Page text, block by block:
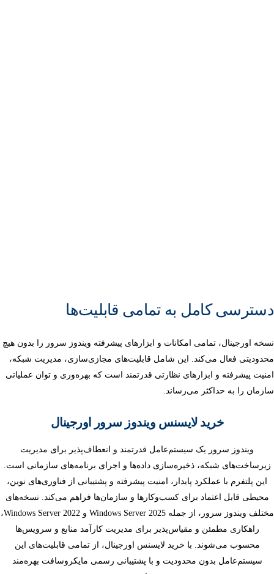
دسترسی کامل به تمامی قابلیت‌ها
نسخه اورجینال، تمامی امکانات و ابزارهای پیشرفته ویندوز سرور را بدون هیچ
محدودیتی فعال می‌کند. این شامل قابلیت‌های مجازی‌سازی، مدیریت شبکه،
امنیت پیشرفته و ابزارهای نظارتی قدرتمند است که بهره‌وری و توان عملیاتی
سازمان را به حداکثر می‌رساند.
خرید لایسنس ویندوز سرور اورجینال
ویندوز سرور یک سیستم‌عامل قدرتمند و انعطاف‌پذیر برای مدیریت
زیرساخت‌های شبکه، ذخیره‌سازی داده‌ها و اجرای برنامه‌های سازمانی است.
این پلتفرم با عملکرد پایدار، امنیت پیشرفته و پشتیبانی از فناوری‌های نوین،
محیطی قابل اعتماد برای کسب‌وکارها و سازمان‌ها فراهم می‌کند. نسخه‌های
مختلف ویندوز سرور، از جمله Windows Server 2025 و Windows Server 2022،
راهکاری مطمئن و مقیاس‌پذیر برای مدیریت کارآمد منابع و سرویس‌ها
محسوب می‌شوند. با خرید لایسنس اورجینال، از تمامی قابلیت‌های این
سیستم‌عامل بدون محدودیت و با پشتیبانی رسمی مایکروسافت بهره‌مند